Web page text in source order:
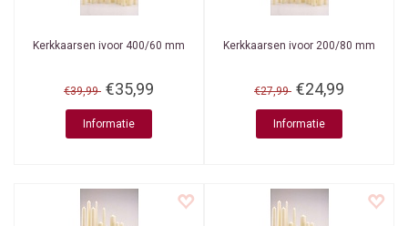
Kerkkaarsen ivoor 400/60 mm
€39,99 €35,99
Informatie
Kerkkaarsen ivoor 200/80 mm
€27,99 €24,99
Informatie